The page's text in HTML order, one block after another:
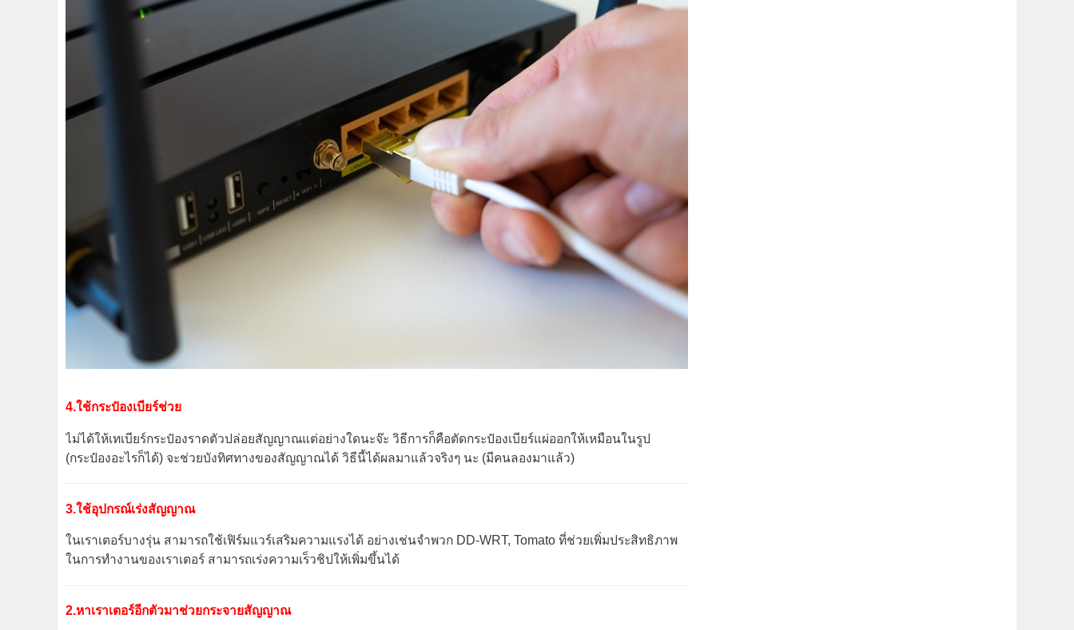
4.ใช้กระป๋องเบียร์ช่วย
ไม่ได้ให้เทเบียร์กระป๋องราดตัวปล่อยสัญญาณแต่อย่างใดนะจ๊ะ วิธีการก็คือตัดกระป๋องเบียร์แผ่ออกให้เหมือนในรูป
(กระป๋องอะไรก็ได้) จะช่วยบังทิศทางของสัญญาณได้ วิธีนี้ได้ผลมาแล้วจริงๆ นะ (มีคนลองมาแล้ว)
3.ใช้อุปกรณ์เร่งสัญญาณ
ในเราเตอร์บางรุ่น สามารถใช้เฟิร์มแวร์เสริมความแรงได้ อย่างเช่นจำพวก DD-WRT, Tomato ที่ช่วยเพิ่มประสิทธิภาพ
ในการทำงานของเราเตอร์ สามารถเร่งความเร็วชิปให้เพิ่มขึ้นได้
2.หาเราเตอร์อีกตัวมาช่วยกระจายสัญญาณ